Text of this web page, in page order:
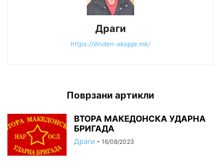
Драги
https://ilinden-skopje.mk/
Поврзани артикли
ВТОРА МАКЕДОНСКА УДАРНА
БРИГАДА
Драги - 16/08/2023